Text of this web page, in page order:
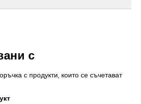
с
с продукти, които се съчетават